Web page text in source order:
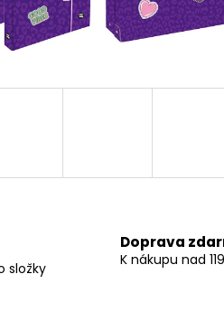
složky
Doprava
K nákupu nad